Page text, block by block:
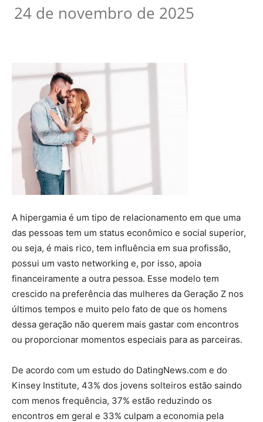
24 de novembro de 2025
A hipergamia é um tipo de relacionamento em que uma
das pessoas tem um status econômico e social superior,
ou seja, é mais rico, tem influência em sua profissão,
possui um vasto networking e, por isso, apoia
financeiramente a outra pessoa. Esse modelo tem
crescido na preferência das mulheres da Geração Z nos
últimos tempos e muito pelo fato de que os homens
dessa geração não querem mais gastar com encontros
ou proporcionar momentos especiais para as parceiras.
De acordo com um estudo do DatingNews.com e do
Kinsey Institute, 43% dos jovens solteiros estão saindo
com menos frequência, 37% estão reduzindo os
encontros em geral e 33% culpam a economia pela